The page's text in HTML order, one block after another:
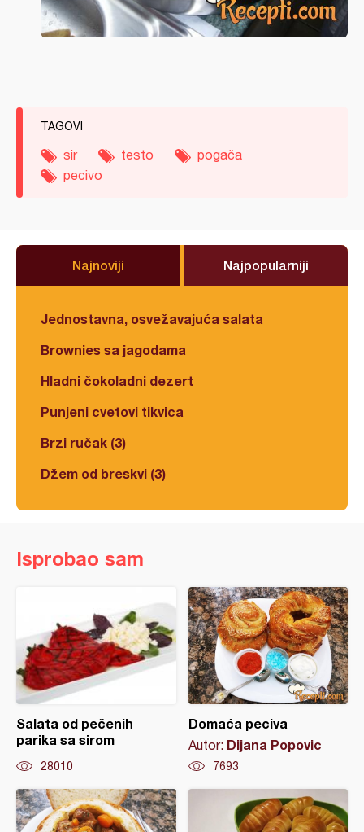
TAGOVI
sir testo
pogača
pecivo
Najnoviji Najpopularniji
Jednostavna, osvežavajuća salata
Brownies sa jagodama
Hladni čokoladni dezert
Punjeni cvetovi tikvica
Brzi ručak (3)
Džem od breskvi (3)
Isprobao sam
Salata od pečenih
parika sa sirom
28010
Domaća peciva
Autor: Dijana Popovic
7693